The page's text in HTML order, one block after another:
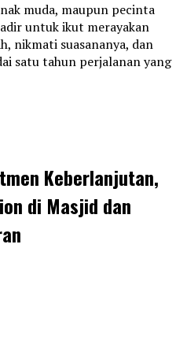
muda, maupun pecinta
untuk ikut merayakan
nikmati suasananya, dan
satu tahun perjalanan yang
Keberlanjutan,
di Masjid dan